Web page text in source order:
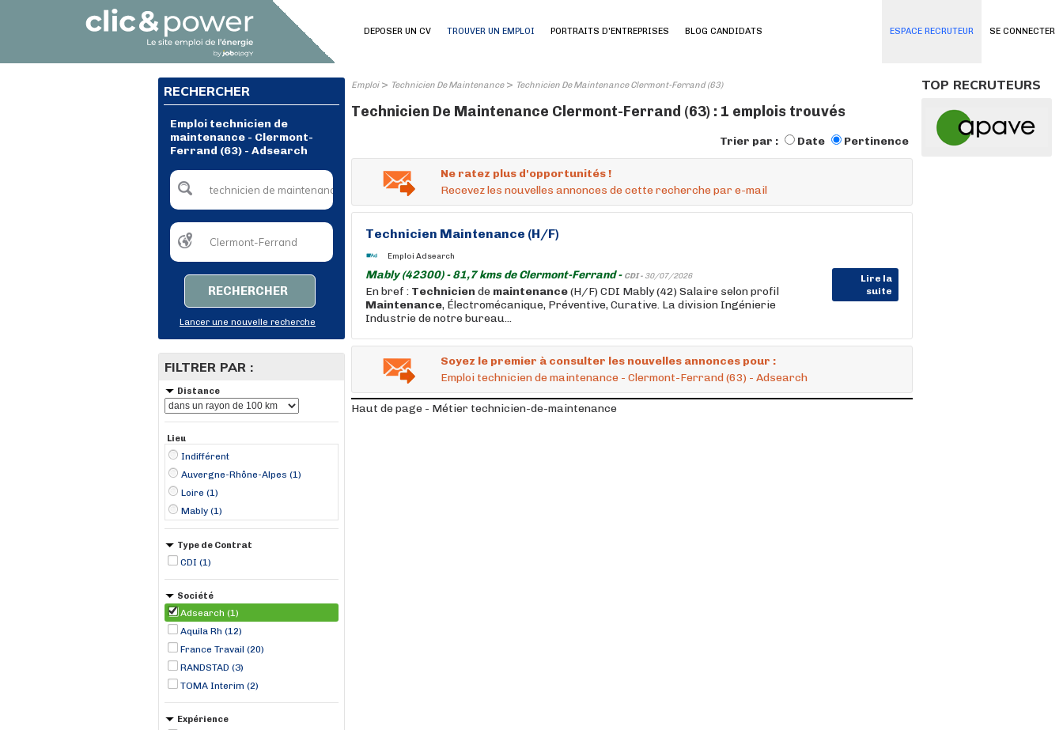
SE CONNECTER
DEPOSER UN CV TROUVER UN EMPLOI PORTRAITS D'ENTREPRISES BLOG CANDIDATS ESPACE RECRUTEUR
RECHERCHER
Emploi technicien de
maintenance - Clermont-
Ferrand (63) - Adsearch
RECHERCHER
Lancer une nouvelle recherche
FILTRER PAR :
Distance
Lieu
Indifférent
Auvergne-Rhône-Alpes (1)
Loire (1)
Mably (1)
Type de Contrat
CDI (1)
Société
Adsearch (1)
Aquila Rh (12)
France Travail (20)
RANDSTAD (3)
TOMA Interim (2)
Expérience
Emploi> Technicien De Maintenance> Technicien De Maintenance Clermont-Ferrand (63)
Technicien De Maintenance Clermont-Ferrand (63) : 1 emplois trouvés
Trier par : Date Pertinence
Ne ratez plus d'opportunités !
Recevez les nouvelles annonces de cette recherche par e-mail
Technicien Maintenance (H/F)
Emploi Adsearch
Mably (42300) - 81,7 kms de Clermont-Ferrand - CDI - 30/07/2026
Lire la
suite
En bref : Technicien de maintenance(H/F) CDI Mably (42) Salaire selon profil
Maintenance, Électromécanique, Préventive, Curative. La division Ingénierie
Industrie de notre bureau...
Soyez le premier à consulter les nouvelles annonces pour :
Emploi technicien de maintenance - Clermont-Ferrand (63) - Adsearch
Haut de page - Métier technicien-de-maintenance
TOP RECRUTEURS